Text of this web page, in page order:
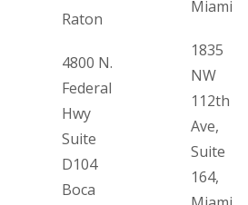
Raton
4800 N.
Federal
Hwy
Suite
D104
Boca
Miami
1835
NW
112th
Ave,
Suite
164,